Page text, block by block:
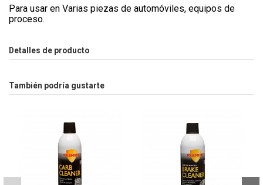
Para usar en Varias piezas de automóviles, equipos de
proceso.
Detalles de producto
También podría gustarte